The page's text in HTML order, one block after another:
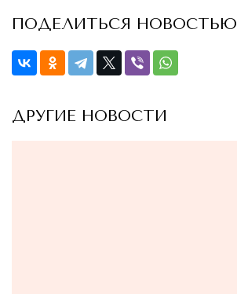
ПОДЕЛИТЬСЯ НОВОСТЬЮ
ДРУГИЕ НОВОСТИ